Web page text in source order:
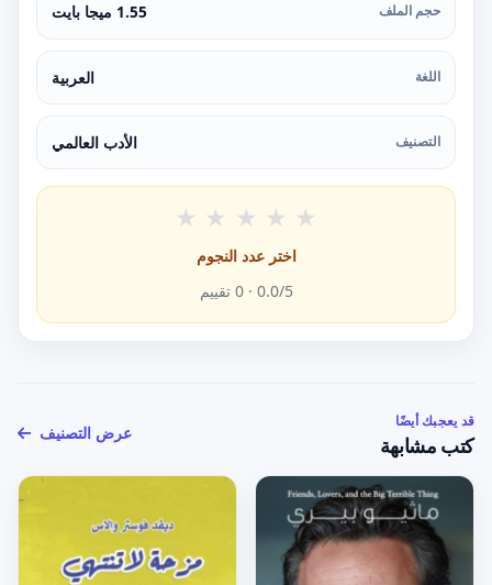
حجم الملف 1.55 ميجا بايت
اللغة العربية
التصنيف الأدب العالمي
★ ★ ★ ★ ★
اختر عدد النجوم
0.0/5 ·
0 تقييم
قد يعجبك أيضًا
كتب مشابهة
عرض التصنيف